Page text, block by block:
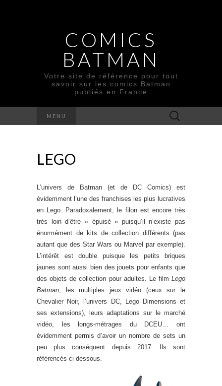
COMICS
BATMAN
Votre site de référence pour tout
savoir sur les comics Batman
publiés en France
MENU Rechercher :
LEGO
L’univers de Batman (et de DC Comics) est
évidemment l’une des franchises les plus lucratives
en Lego. Paradoxalement, le filon est encore très
très loin d’être « épuisé » puisqu’il n’existe pas
énormément de kits de collection différents (pas
autant que des Star Wars ou Marvel par exemple).
L’intérêt est double puisque les petits briques
jaunes sont aussi bien des jouets pour enfants que
des objets de collection pour adultes. Le film Lego
Batman, les multiples jeux vidéo (ceux sur le
Chevalier Noir, l’univers DC, Lego Dimensions et
ses extensions), leurs adaptations sur le marché
vidéo, les longs-métrages du DCEU… ont
évidemment permis d’avoir un nombre de sets un
peu plus conséquent depuis 2017. Ils sont
référencés ci-dessous.